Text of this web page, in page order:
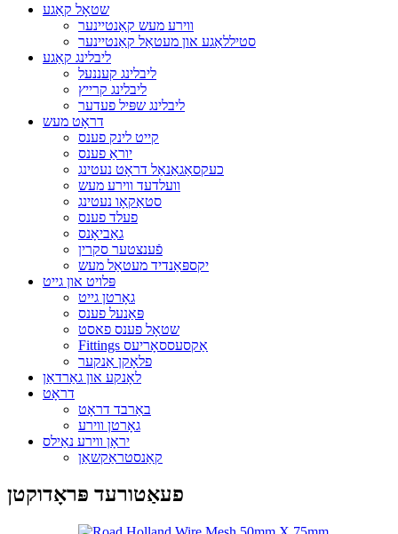
שטאָל קאַגע
ווירע מעש קאַנטיינער
סטיללאַגע און מעטאַל קאַנטיינער
ליבלינג קאַגע
ליבלינג קעננעל
ליבלינג קרייץ
ליבלינג שפּיל פעדער
דראָט מעש
קייט לינק פענס
יוראַ פענס
כעקסאַגאַנאַל דראָט נעטינג
וועלדעד ווירע מעש
סטאַקאָו נעטינג
פעלד פענס
גאַביאָנס
פֿענצטער סקרין
יקספּאַנדיד מעטאַל מעש
פּלויט און גייט
גאָרטן גייט
פּאַנעל פענס
שטאָל פענס פאסט
Fittings אַקסעססאָריעס
פלאָקן אַנקער
לאָנקע און גאַרדאַן
דראָט
באַרבד דראָט
גאָרטן ווירע
יראָן ווירע נאַילס
קאַנסטראַקשאַן
פעאַטורעד פּראָדוקטן